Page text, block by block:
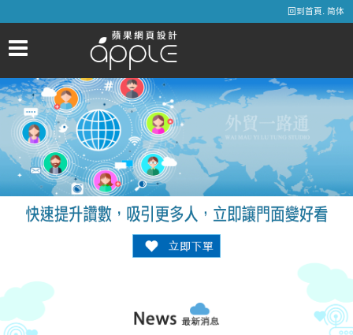
回到首頁. 简体